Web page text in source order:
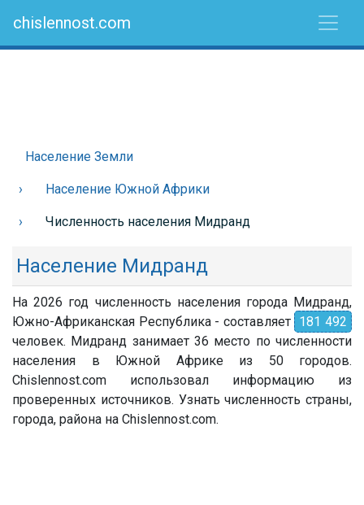
chislennost.com
Население Земли
Население Южной Африки
Численность населения Мидранд
Население Мидранд
На 2026 год численность населения города Мидранд,
Южно-Африканская Республика - составляет 181 492
человек. Мидранд занимает 36 место по численности
населения в Южной Африке из 50 городов.
Chislennost.com использовал информацию из
проверенных источников. Узнать численность страны,
города, района на Chislennost.com.